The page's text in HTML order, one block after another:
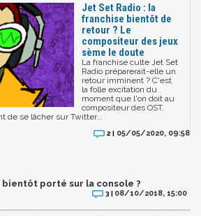
Jet Set Radio : la
franchise bientôt de
retour ? Le
compositeur des jeux
sème le doute
La franchise culte Jet Set
Radio préparerait-elle un
retour imminent ? C'est
la folle excitation du
moment que l'on doit au
compositeur des OST,
de se lâcher sur Twitter...
2 | 05/05/2020, 09:58
bientôt porté sur la console ?
3 | 08/10/2018, 15:00